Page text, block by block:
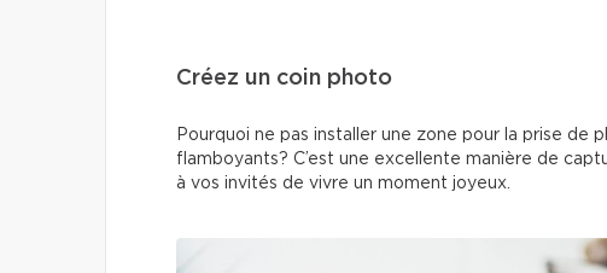
Créez un coin photo
Pourquoi ne pas installer une zone pour la prise de
flamboyants? C’est une excellente manière de
à vos invités de vivre un moment joyeux.